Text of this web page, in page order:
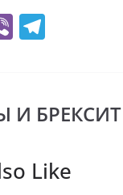
Vi
gr
a
m
И БРЕКСИТ
Like